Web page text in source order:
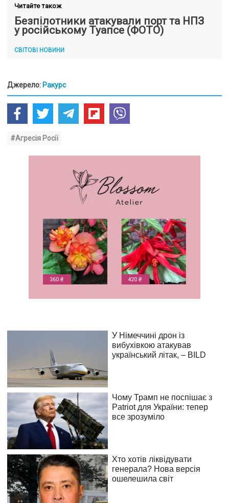
Читайте також
Безпілотники атакували порт та НПЗ
у російському Туапсе (ФОТО)
СВІТОВІ НОВИНИ
Джерело: Ракурс
#Агресія Росії